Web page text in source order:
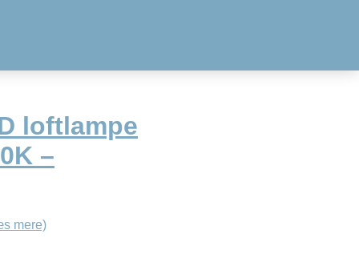
loftlampe
–
mere)